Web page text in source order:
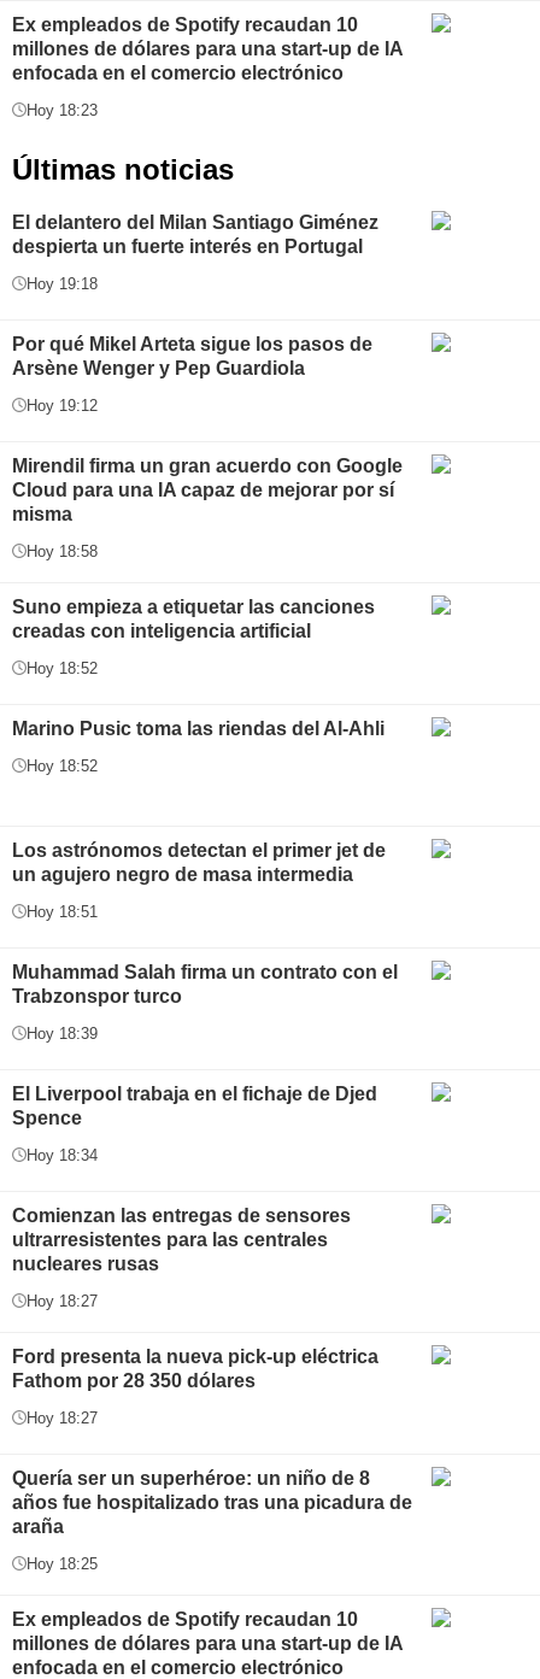
Ex empleados de Spotify recaudan 10
millones de dólares para una start-up de IA
enfocada en el comercio electrónico
Hoy 18:23
Últimas noticias
El delantero del Milan Santiago Giménez
despierta un fuerte interés en Portugal
Hoy 19:18
Por qué Mikel Arteta sigue los pasos de
Arsène Wenger y Pep Guardiola
Hoy 19:12
Mirendil firma un gran acuerdo con Google
Cloud para una IA capaz de mejorar por sí
misma
Hoy 18:58
Suno empieza a etiquetar las canciones
creadas con inteligencia artificial
Hoy 18:52
Marino Pusic toma las riendas del Al-Ahli
Hoy 18:52
Los astrónomos detectan el primer jet de
un agujero negro de masa intermedia
Hoy 18:51
Muhammad Salah firma un contrato con el
Trabzonspor turco
Hoy 18:39
El Liverpool trabaja en el fichaje de Djed
Spence
Hoy 18:34
Comienzan las entregas de sensores
ultrarresistentes para las centrales
nucleares rusas
Hoy 18:27
Ford presenta la nueva pick-up eléctrica
Fathom por 28 350 dólares
Hoy 18:27
Quería ser un superhéroe: un niño de 8
años fue hospitalizado tras una picadura de
araña
Hoy 18:25
Ex empleados de Spotify recaudan 10
millones de dólares para una start-up de IA
enfocada en el comercio electrónico